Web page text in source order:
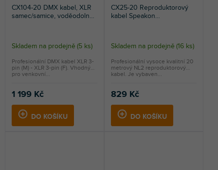
CX104-20 DMX kabel, XLR
samec/samice, voděodolný
Skladem na prodejně (5 ks)
1 199 Kč
DO KOŠÍKU
Profesionální DMX kabel XLR 3-
pin (M) - XLR 3-pin (F). Vhodný
pro venkovní...
CX25-20 Reproduktorový
kabel Speakon
Skladem na prodejně (16 ks)
829 Kč
DO KOŠÍKU
Profesionální vysoce kvalitní 20
metrový NL2 reproduktorový
kabel. Je vybaven...